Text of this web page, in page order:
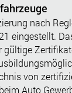
nach
eingestellt.
gültige
von
Auto